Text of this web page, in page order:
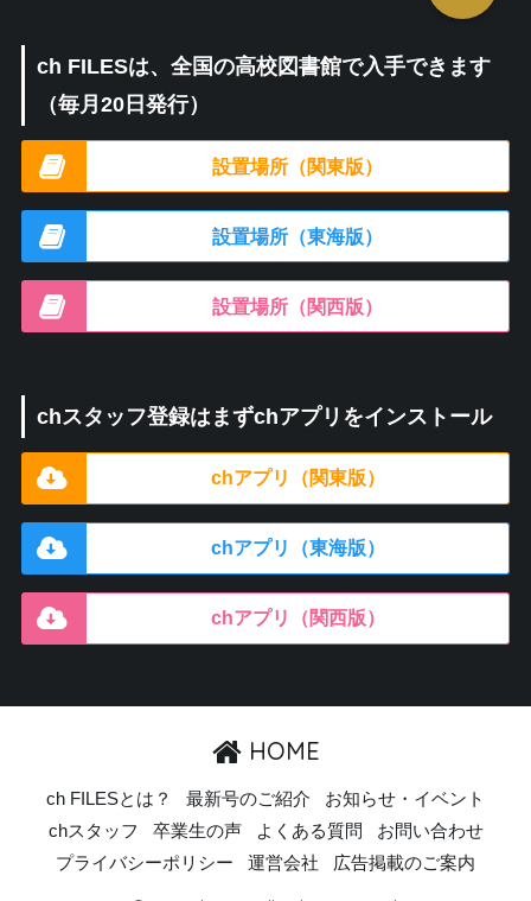
ch FILESは、全国の高校図書館で入手できます
（毎月20日発行）
設置場所（関東版）
設置場所（東海版）
設置場所（関西版）
chスタッフ登録はまずchアプリをインストール
chアプリ（関東版）
chアプリ（東海版）
chアプリ（関西版）
HOME
ch FILESとは？ 最新号のご紹介
お知らせ・イベント
chスタッフ
卒業生の声 よくある質問
お問い合わせ
プライバシーポリシー
運営会社 広告掲載のご案内